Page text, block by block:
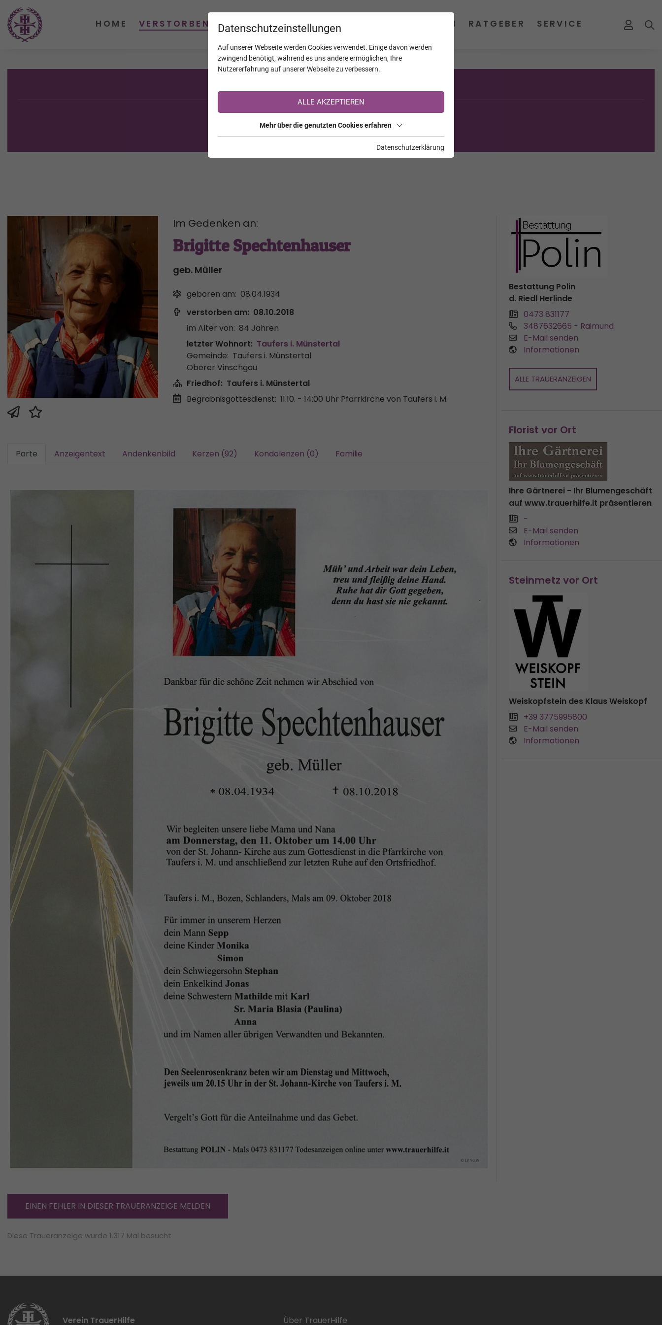
Sie sind noch nicht auf TrauerHilfe.it registriert?
>> zur kostenlosen Registrierung <<
Im Gedenken an:
Brigitte Spechtenhauser
geb. Müller
geboren am: 08.04.1934
verstorben am: 08.10.2018
im Alter von: 84 Jahren
letzter Wohnort: Taufers i. Münstertal
Gemeinde: Taufers i. Münstertal
Oberer Vinschgau
Friedhof: Taufers i. Münstertal
Begräbnisgottesdienst: 11.10. - 14:00 Uhr Pfarrkirche von Taufers i. M.
Parte Anzeigentext Andenkenbild Kerzen (92) Kondolenzen (0) Familie
Bestattung Polin
d. Riedl Herlinde
0473 831177
3487632665 - Raimund
E-Mail senden
Informationen
ALLE TRAUERANZEIGEN
Florist vor Ort
Ihre Gärtnerei - Ihr Blumengeschäft
auf www.trauerhilfe.it präsentieren
-
E-Mail senden
Informationen
Steinmetz vor Ort
Weiskopfstein des Klaus Weiskopf
+39 3775995800
E-Mail senden
Informationen
EINEN FEHLER IN DIESER TRAUERANZEIGE MELDEN
Diese Traueranzeige wurde 1.317 Mal besucht
Verein TrauerHilfe Über TrauerHilfe
Datenschutzeinstellungen
Auf unserer Webseite werden Cookies verwendet. Einige davon werden
zwingend benötigt, während es uns andere ermöglichen, Ihre
Nutzererfahrung auf unserer Webseite zu verbessern.
ALLE AKZEPTIEREN
Mehr über die genutzten Cookies erfahren
Datenschutzerklärung
HOME VERSTORBENE KALENDER JAHRESTAGE UNTERNEHMEN RATGEBER SERVICE